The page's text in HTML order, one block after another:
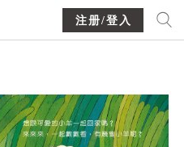
注册/登入